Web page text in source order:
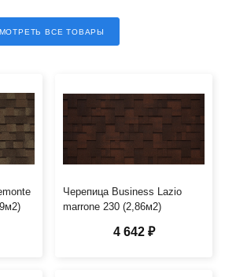
ВСЕ ТОВАРЫ
Черепица Business Lazio
marrone 230 (2,86м2)
4 642 ₽